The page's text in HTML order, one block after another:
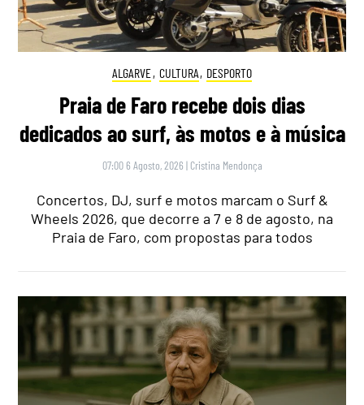
ALGARVE, CULTURA, DESPORTO
Praia de Faro recebe dois dias
dedicados ao surf, às motos e à música
07:00 6 Agosto, 2026 | Cristina Mendonça
Concertos, DJ, surf e motos marcam o Surf &
Wheels 2026, que decorre a 7 e 8 de agosto, na
Praia de Faro, com propostas para todos